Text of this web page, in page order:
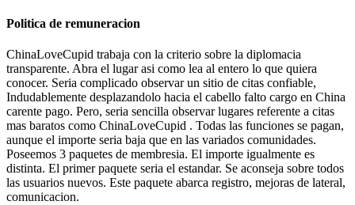
Politica de remuneracion
ChinaLoveCupid trabaja con la criterio sobre la diplomacia
transparente. Abra el lugar asi­ como lea al entero lo que quiera
conocer. Seri­a complicado observar un sitio de citas confiable,
Indudablemente desplazandolo hacia el cabello falto cargo en China
carente pago. Pero, seri­a sencilla observar lugares referente a citas
mas baratos como ChinaLoveCupid . Todas las funciones se pagan,
aunque el importe seri­a baja que en las variados comunidades.
Poseemos 3 paquetes de membresia. El importe igualmente es
distinta. El primer paquete seri­a el estandar. Se aconseja sobre todos
las usuarios nuevos. Este paquete abarca registro, mejoras de lateral,
comunicacion.